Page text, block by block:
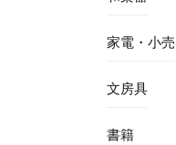
家電・小売
文房具
書籍